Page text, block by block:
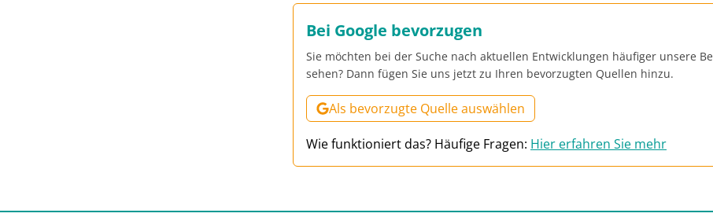
Bei Google bevorzugen
Sie möchten bei der Suche nach aktuellen Entwicklungen häufiger unsere
sehen? Dann fügen Sie uns jetzt zu Ihren bevorzugten Quellen hinzu.
Als bevorzugte Quelle auswählen
Wie funktioniert das? Häufige Fragen: Hier erfahren Sie mehr